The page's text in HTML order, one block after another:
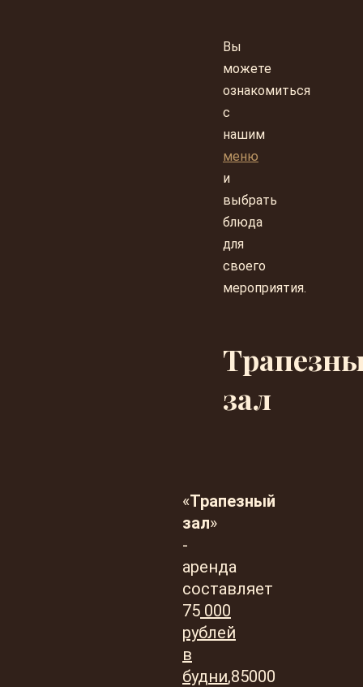
Вы
можете
ознакомиться
с
нашим
меню
и
выбрать
блюда
для
своего
мероприятия.
зал
«Трапезный
зал»
-
аренда
составляет
75 000
рублей
в
будни,85000